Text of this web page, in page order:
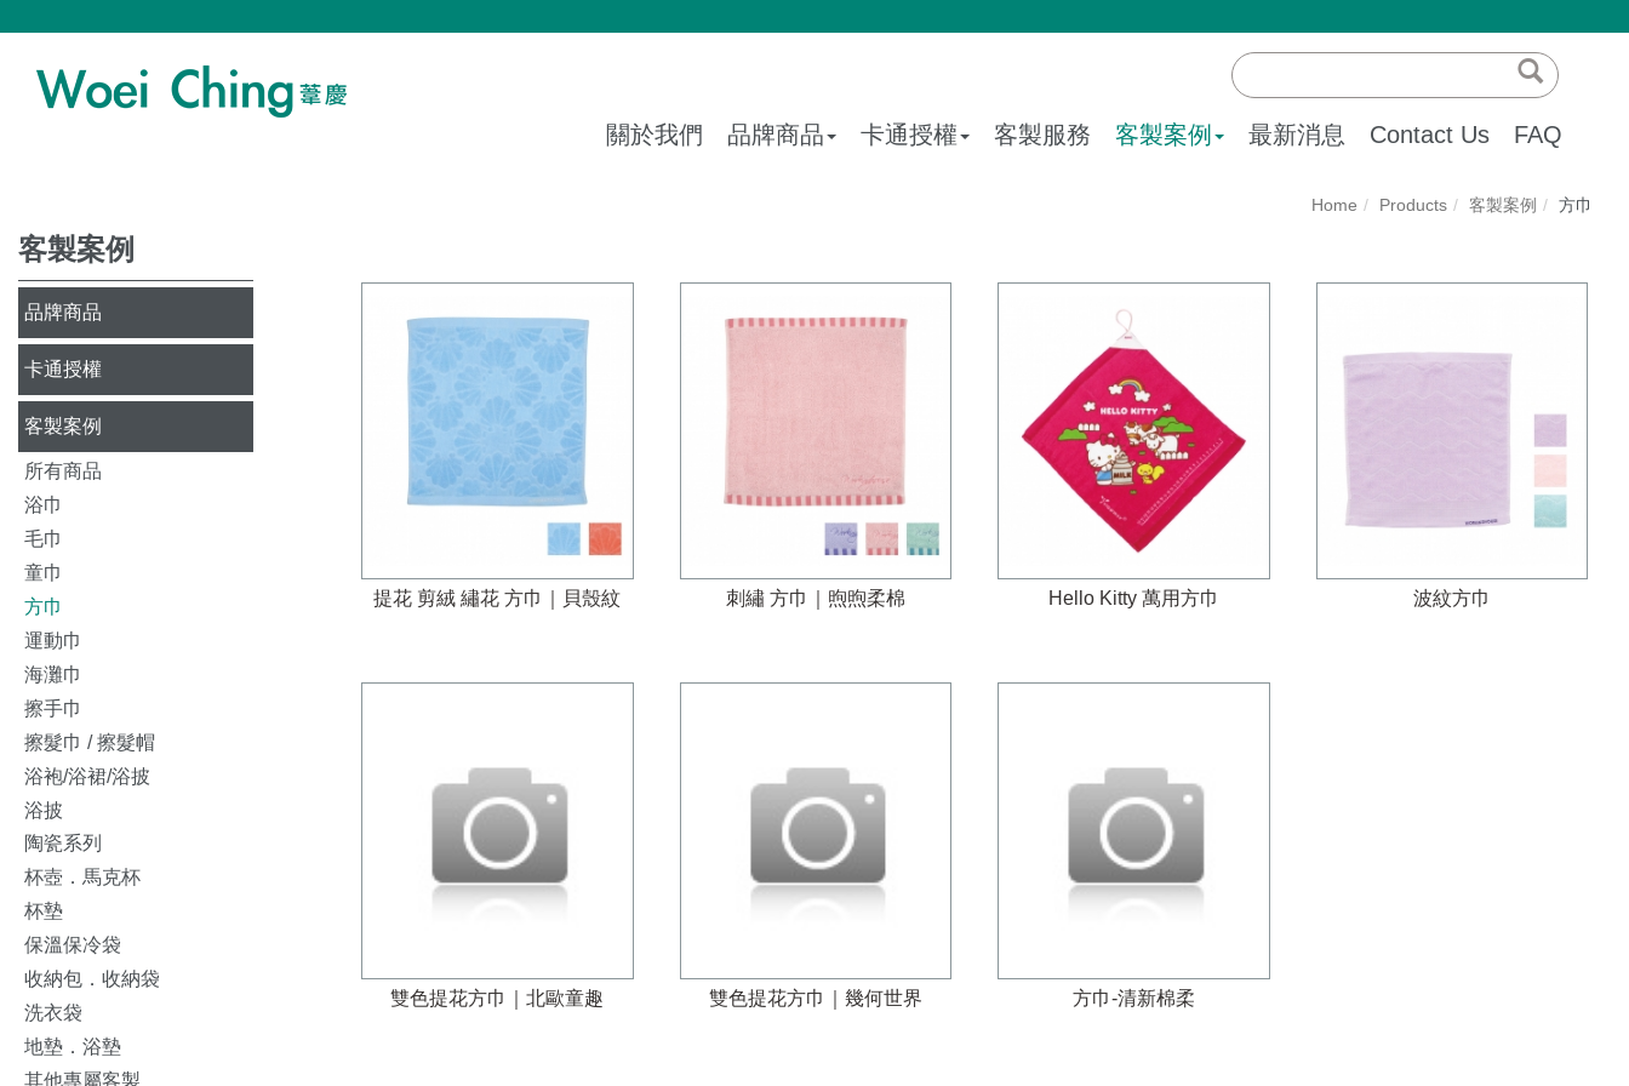
關於我們 品牌商品 卡通授權 客製服務 客製案例 最新消息 Contact Us FAQ
客製案例
品牌商品
卡通授權
客製案例
所有商品
浴巾
毛巾
童巾
方巾
運動巾
海灘巾
擦手巾
擦髮巾 / 擦髮帽
浴袍/浴裙/浴披
浴披
陶瓷系列
杯壺．馬克杯
杯墊
保溫保冷袋
收納包．收納袋
洗衣袋
地墊．浴墊
其他專屬客製
Home Products 客製案例 方巾
提花 剪絨 繡花 方巾｜貝殼紋 刺繡 方巾｜煦煦柔棉 Hello Kitty 萬用方巾 波紋方巾
雙色提花方巾｜北歐童趣 雙色提花方巾｜幾何世界 方巾-清新棉柔